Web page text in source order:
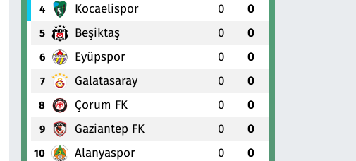
4 Kocaelispor 0 0
5 Beşiktaş 0 0
6 Eyüpspor 0 0
7 Galatasaray 0 0
8 Çorum FK 0 0
9 Gaziantep FK 0 0
10 Alanyaspor 0 0